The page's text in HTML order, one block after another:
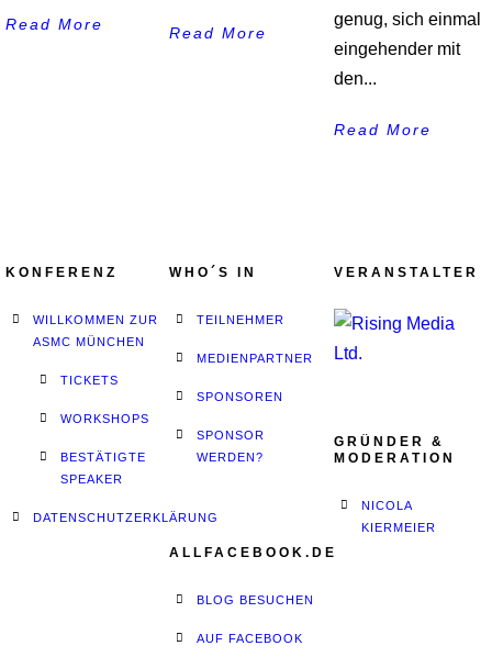
Read More Read More
genug, sich einmal
eingehender mit
den...
Read More
KONFERENZ
WILLKOMMEN ZUR
ASMC MÜNCHEN
TICKETS
WORKSHOPS
BESTÄTIGTE
SPEAKER
DATENSCHUTZERKLÄRUNG
WHO´S IN
TEILNEHMER
MEDIENPARTNER
SPONSOREN
SPONSOR
WERDEN?
ALLFACEBOOK.DE
BLOG BESUCHEN
AUF FACEBOOK
VERANSTALTER
GRÜNDER &
MODERATION
NICOLA
KIERMEIER